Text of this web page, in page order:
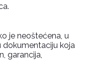
je neoštećena, u
dokumentaciju koja
garancija,